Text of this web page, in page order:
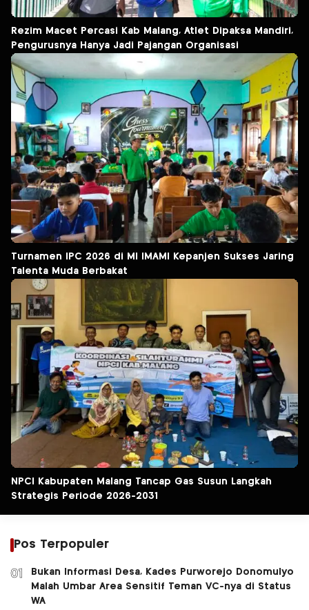
Rezim Macet Percasi Kab Malang, Atlet Dipaksa Mandiri,
Pengurusnya Hanya Jadi Pajangan Organisasi
Turnamen IPC 2026 di MI IMAMI Kepanjen Sukses Jaring
Talenta Muda Berbakat
NPCI Kabupaten Malang Tancap Gas Susun Langkah
Strategis Periode 2026-2031
Pos Terpopuler
01
Bukan Informasi Desa, Kades Purworejo Donomulyo
Malah Umbar Area Sensitif Teman VC-nya di Status
WA